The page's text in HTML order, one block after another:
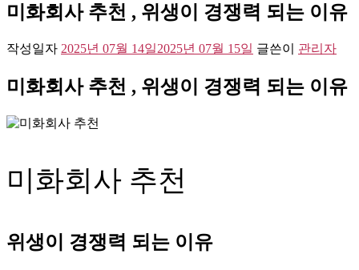
미화회사 추천 , 위생이 경쟁력 되는 이유
작성일자 2025년 07월 14일2025년 07월 15일 글쓴이 관리자
미화회사 추천 , 위생이 경쟁력 되는 이유
미화회사 추천
위생이 경쟁력 되는 이유